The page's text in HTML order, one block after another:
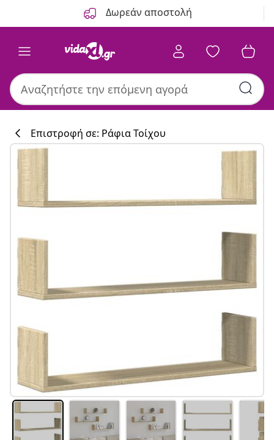
Δωρεάν αποστολή
Συλλογή
Επιστροφή σε: Ράφια Τοίχου